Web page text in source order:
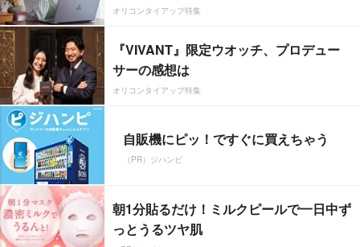
オリコンタイアップ特集
『VIVANT』限定ウオッチ、プロデュー
サーの感想は
オリコンタイアップ特集
自販機にピッ！ですぐに買えちゃう
（PR）ジハンピ
朝1分貼るだけ！ミルクピールで一日中ず
っとうるツヤ肌